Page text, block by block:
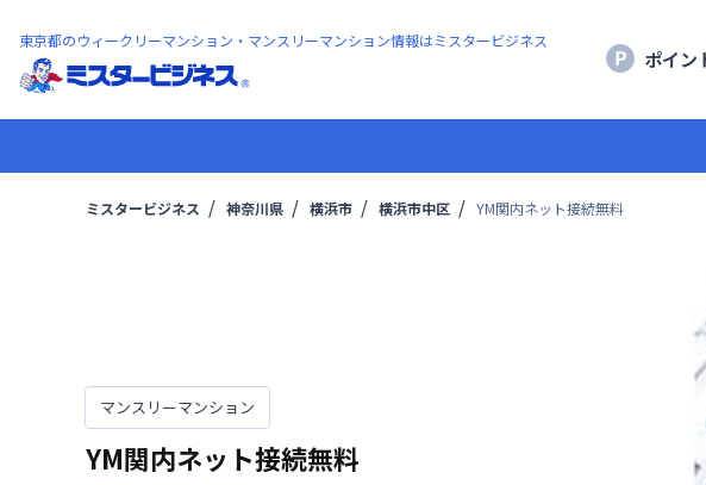
東京都のウィークリーマンション・マンスリーマンション情報はミスタービジネス
ポイン
ミスタービジネス 神奈川県 横浜市 横浜市中区 YM関内ネット接続無料
マンスリーマンション
YM関内ネット接続無料